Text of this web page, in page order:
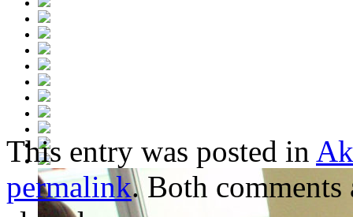
This entry was posted in
permalink. Both comments